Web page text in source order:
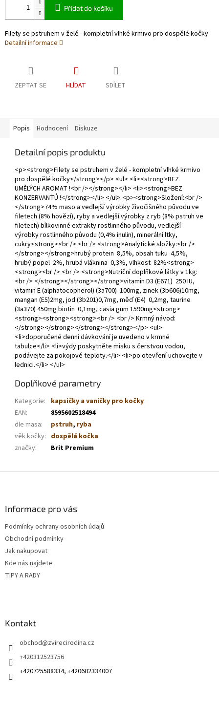
Přidat do košíku
Filety se pstruhem v želé - kompletní vlhké krmivo pro dospělé kočky
Detailní informace
ZEPTAT SE HLÍDAT SDÍLET
Popis Hodnocení Diskuze
Detailní popis produktu
<p><strong>Filety se pstruhem v želé - kompletní vlhké krmivo
pro dospělé kočky</strong></p> <ul> <li><strong>BEZ
UMĚLÝCH AROMAT !<br /></strong></li> <li><strong>BEZ
KONZERVANTŮ !</strong></li> </ul> <p><strong>Složení:<br />
</strong>74% maso a vedlejší výrobky živočišného původu ve
filetech (8% hovězí), ryby a vedlejší výrobky z ryb (8% pstruh ve
filetech) bílkovinné extrakty rostlinného původu, vedlejší
výrobky rostlinného původu (0,4% inulin), minerální ltky,
cukry<strong><br /> <br /> <strong>Analytické složky:<br />
</strong></strong>hrubý protein 8,5%, obsah tuku 4,5%,
hrubý popel 2%, hrubá vláknina 0,3%, vlhkost 82%<strong>
<strong><br /> <br /> <strong>Nutriční doplňkové látky v 1kg:
<br /> </strong></strong></strong>vitamin D3 (E671) 250 IU,
vitamin E (alphatocopherol) (3a700) 100mg, zinek (3b606)10mg,
mangan (E5)2mg, jod (3b201)0,7mg, měď (E4) 0,2mg, taurine
(3a370) 450mg biotin 0,1mg, casia gum 1590mg<strong>
<strong><strong><strong><br /> <br /> Krmný návod:
</strong></strong></strong></strong></p> <ul>
<li>doporučené denní dávkování je uvedeno v krmné
tabulce</li> <li>výdy poskytněte misku s čerstvou vodou,
podávejte za pokojové teploty.</li> <li>po otevření uchovejte v
lednici.</li> </ul>
Doplňkové parametry
Kategorie:
kapsičky a vaničky pro kočky
EAN:
8595602518494
dle masa: pstruh, ryba
věk kočky: dospělá kočka
značky: Brit Premium
Informace pro vás
Podmínky ochrany osobních údajů
Obchodní podmínky
Jak nakupovat
Kde nás najdete
TIPY A RADY
Kontakt
obchod@zvirecirodina.cz
+420312523756
+420725588334, +420602334007